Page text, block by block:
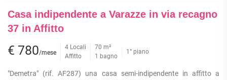
Casa indipendente a Varazze in via recagno
37 in Affitto
€ 780/mese
4 Locali
Affitto
70 m²
1 bagno
1° piano
"Demetra" (rif. AF287) una casa semi-indipendente in affitto a